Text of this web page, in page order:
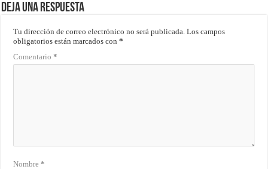
Deja una respuesta
Tu dirección de correo electrónico no será publicada. Los campos
obligatorios están marcados con*
Comentario*
Nombre*